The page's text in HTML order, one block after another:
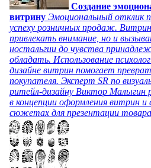
Создание
витрину Эмоциональный отклик
успеху розничных продаж.
привлекать внимание, но и
ностальгии до чувства
обладать. Использование
дизайне витрин помогает
покупателя. Эксперт SR по
ритейл-дизайну Виктор Малыгин
в концепции оформления витрин
сюжетах для презентации